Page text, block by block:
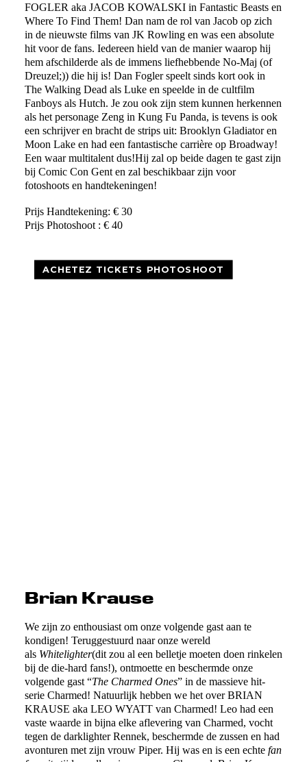
FOGLER aka JACOB KOWALSKI in Fantastic Beasts en
Where To Find Them! Dan nam de rol van Jacob op zich
in de nieuwste films van JK Rowling en was een absolute
hit voor de fans. Iedereen hield van de manier waarop hij
hem afschilderde als de immens liefhebbende No-Maj (of
Dreuzel;)) die hij is! Dan Fogler speelt sinds kort ook in
The Walking Dead als Luke en speelde in de cultfilm
Fanboys als Hutch. Je zou ook zijn stem kunnen herkennen
als het personage Zeng in Kung Fu Panda, is tevens is ook
een schrijver en bracht de strips uit: Brooklyn Gladiator en
Moon Lake en had een fantastische carrière op Broadway!
Een waar multitalent dus!Hij zal op beide dagen te gast zijn
bij Comic Con Gent en zal beschikbaar zijn voor
fotoshoots en handtekeningen!
Prijs Handtekening: € 30
Prijs Photoshoot : € 40
ACHETEZ TICKETS PHOTOSHOOT
Brian Krause
We zijn zo enthousiast om onze volgende gast aan te
kondigen! Teruggestuurd naar onze wereld
als Whitelighter(dit zou al een belletje moeten doen rinkelen
bij de die-hard fans!), ontmoette en beschermde onze
volgende gast “The Charmed Ones” in de massieve hit-
serie Charmed! Natuurlijk hebben we het over BRIAN
KRAUSE aka LEO WYATT van Charmed! Leo had een
vaste waarde in bijna elke aflevering van Charmed, vocht
tegen de darklighter Rennek, beschermde de zussen en had
avonturen met zijn vrouw Piper. Hij was en is een echte fan